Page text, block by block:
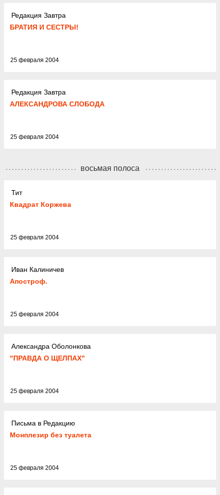
Редакция Завтра
БРАТИЯ И СЕСТРЫ!
25 февраля 2004
Редакция Завтра
АЛЕКСАНДРОВА СЛОБОДА
25 февраля 2004
восьмая полоса
Тит
Квадрат Коржева
25 февраля 2004
Иван Калиничев
Апостроф.
25 февраля 2004
Александра Оболонкова
"ПРАВДА О ЩЕЛПАХ"
25 февраля 2004
Письма в Редакцию
Монплезир без туалета
25 февраля 2004